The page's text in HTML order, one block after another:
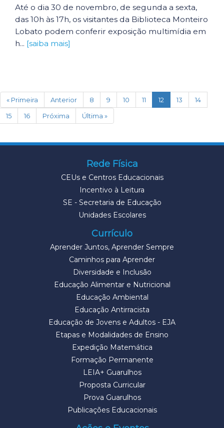
Até o dia 30 de novembro, de segunda a sexta,
das 10h às 17h, os visitantes da Biblioteca Monteiro
Lobato podem conferir exposição multimídia em
h... [saiba mais]
« Primeira Anterior 8 9 10 11 12 (current)
13
14
15
16 Próxima Última »
Rede Física
CEUs e Centros Educacionais
Incentivo à Leitura
SE - Secretaria de Educação
Unidades Escolares
Currículo
Aprender Juntos, Aprender Sempre
Caminhos para Aprender
Diversidade e Inclusão
Educação Alimentar e Nutricional
Educação Ambiental
Educação Antirracista
Educação de Jovens e Adultos - EJA
Etapas e Modalidades de Ensino
Expedição Matemática
Formação Permanente
LEIA+ Guarulhos
Proposta Curricular
Prova Guarulhos
Publicações Educacionais